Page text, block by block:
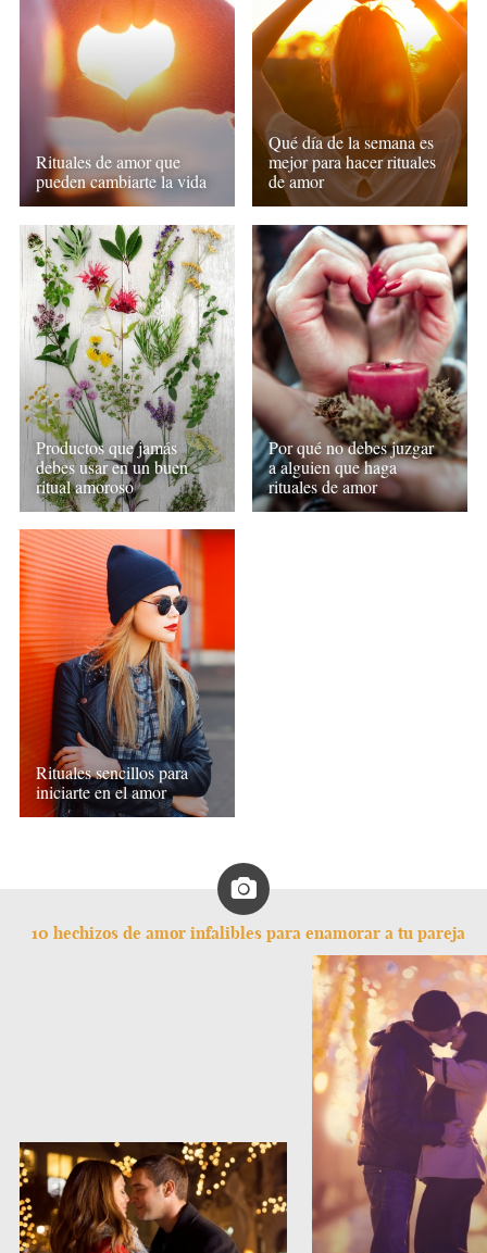
Rituales de amor que
pueden cambiarte la vida
Qué día de la semana es
mejor para hacer rituales
de amor
Productos que jamás
debes usar en un buen
ritual amoroso
Por qué no debes juzgar
a alguien que haga
rituales de amor
Rituales sencillos para
iniciarte en el amor
10 hechizos de amor infalibles para enamorar a tu pareja